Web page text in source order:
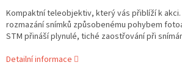
Kompaktní teleobjektiv, který vás přiblíží k
rozmazání snímků způsobenému pohybem
STM přináší plynulé, tiché zaostřování při
Detailní informace